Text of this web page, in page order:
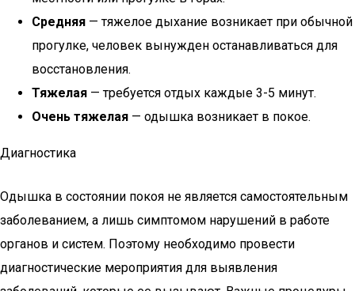
Средняя — тяжелое дыхание возникает при обычной
прогулке, человек вынужден останавливаться для
восстановления.
Тяжелая — требуется отдых каждые 3-5 минут.
Очень тяжелая — одышка возникает в покое.
Диагностика
Одышка в состоянии покоя не является самостоятельным
заболеванием, а лишь симптомом нарушений в работе
органов и систем. Поэтому необходимо провести
диагностические мероприятия для выявления